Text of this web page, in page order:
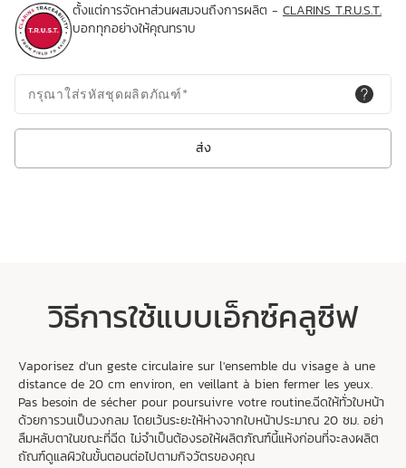
ตั้งแต่การจัดหาส่วนผสมจนถึงการผลิต - CLARINS T.R.U.S.T.
บอกทุกอย่างให้คุณทราบ
กรุณาใส่รหัสชุดผลิตภัณฑ์*
ส่ง
วิธีการใช้แบบเอ็กซ์คลูซีฟ
Vaporisez d'un geste circulaire sur l'ensemble du visage à une
distance de 20 cm environ, en veillant à bien fermer les yeux.
Pas besoin de sécher pour poursuivre votre routine.ฉีดให้ทั่วใบหน้า
ด้วยการวนเป็นวงกลม โดยเว้นระยะให้ห่างจากใบหน้าประมาณ 20 ซม. อย่า
ลืมหลับตาในขณะที่ฉีด ไม่จำเป็นต้องรอให้ผลิตภัณฑ์นี้แห้งก่อนที่จะลงผลิต
ถัณฑ์ดูแลผิวในขั้นตอนต่อไปตามกิจวัตรของคุณ